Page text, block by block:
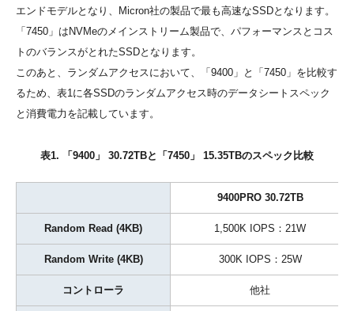
エンドモデルとなり、Micron社の製品で最も高速なSSDとなります。
「7450」はNVMeのメインストリーム製品で、パフォーマンスとコス
トのバランスがとれたSSDとなります。
このあと、ランダムアクセスにおいて、「9400」と「7450」を比較す
るため、表1に各SSDのランダムアクセス時のデータシートスペック
と消費電力を記載しています。
表1. 「9400」 30.72TBと「7450」 15.35TBのスペック比較
9400PRO 30.72TB
Random Read (4KB) 1,500K IOPS：21W
Random Write (4KB) 300K IOPS：25W
コントローラ 他社